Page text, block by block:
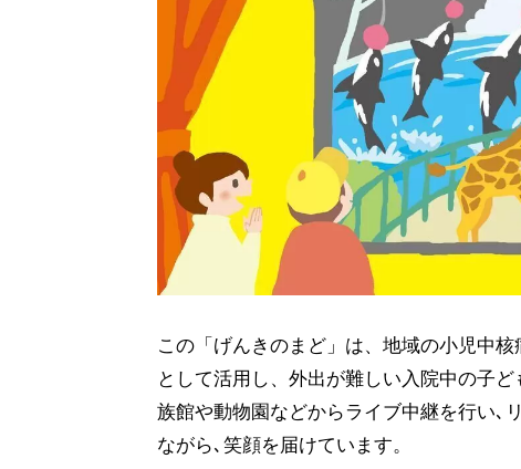
この「げんきのまど」は、地域の小児中
として活用し、外出が難しい入院中の子
族館や動物園などからライブ中継を行い､
ながら､笑顔を届けています。